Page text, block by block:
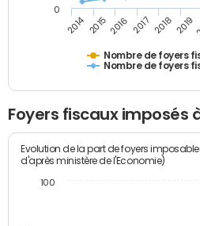
Nombre de foyers
Nombre de foyers
2014 20152016 2017 2018 2019
0
Foyers fiscaux imposés
Evolution de la part de foyers
d'après ministère de l'Economie)
100